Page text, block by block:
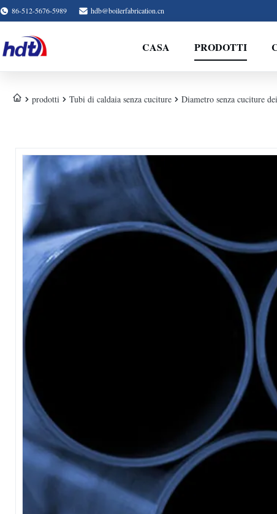
86-512-5676-5989 hdb@boilerfabrication.cn
CASA PRODOTTI
prodotti Tubi di caldaia senza cuciture Diametro senza cuciture